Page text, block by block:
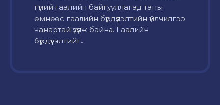
гүний гаалийн байгууллагад таны
өмнөөс гаалийн бүрдүүлэлтийн үйлчилгээ
чанартай үзүүлж байна. Гаалийн
бүрдүүлэлтийг...